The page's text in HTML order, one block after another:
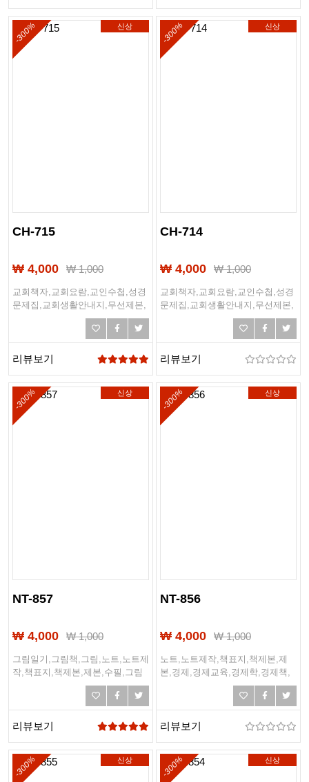
신상
-300%
CH-715
₩ 4,000 ₩1,000
교회책자,교회요람,교인수첩,성경
문제집,교회생활안내지,무선제본,
링제본,하드커버제본,떡제본,PDF
리뷰보기
신상
-300%
CH-714
₩ 4,000 ₩1,000
교회책자,교회요람,교인수첩,성경
문제집,교회생활안내지,무선제본,
링제본,하드커버제본,떡제본,PDF
리뷰보기
신상
-300%
NT-857
₩ 4,000 ₩1,000
그림일기,그림책,그림,노트,노트제
작,책표지,책제본,제본,수필,그림
일기장,일기,일기장
리뷰보기
신상
-300%
NT-856
₩ 4,000 ₩1,000
노트,노트제작,책표지,책제본,제
본,경제,경제교육,경제학,경제책,
리뷰보기
신상
-300% 신상
-300%